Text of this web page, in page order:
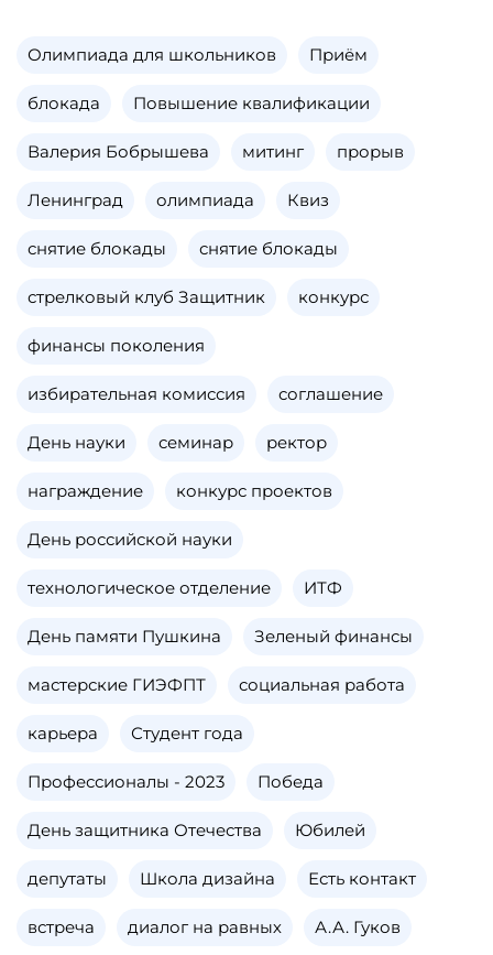
Олимпиада для школьников Приём
блокада Повышение квалификации
Валерия Бобрышева митинг прорыв
Ленинград олимпиада Квиз
снятие блокады снятие блокады
стрелковый клуб Защитник конкурс
финансы поколения
избирательная комиссия соглашение
День науки семинар ректор
награждение конкурс проектов
День российской науки
технологическое отделение ИТФ
День памяти Пушкина Зеленый финансы
мастерские ГИЭФПТ социальная работа
карьера Студент года
Профессионалы - 2023 Победа
День защитника Отечества Юбилей
депутаты Школа дизайна Есть контакт
встреча диалог на равных А.А. Гуков